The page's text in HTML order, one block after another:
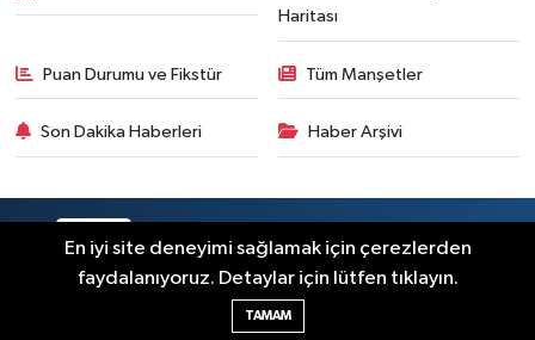
Haritası
Puan Durumu ve Fikstür Tüm Manşetler
Son Dakika Haberleri Haber Arşivi
Haber Yazılımı:
En iyi site deneyimi sağlamak için çerezlerden
faydalanıyoruz. Detaylar için lütfen tıklayın.
TAMAM